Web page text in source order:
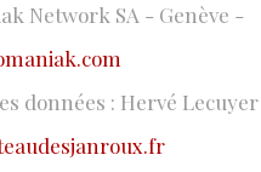
Network SA - Genève -
données : Hervé